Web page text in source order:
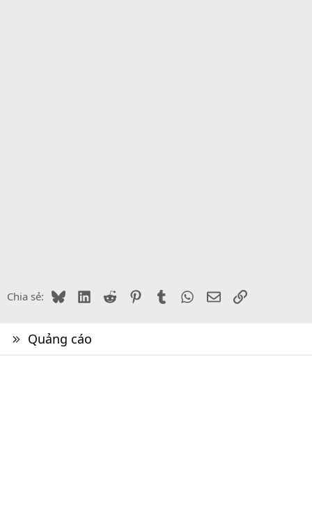
Chia sẻ: BlueskyLinkedIn
Reddit PinterestTumblr WhatsApp
EmailLink
Quảng cáo